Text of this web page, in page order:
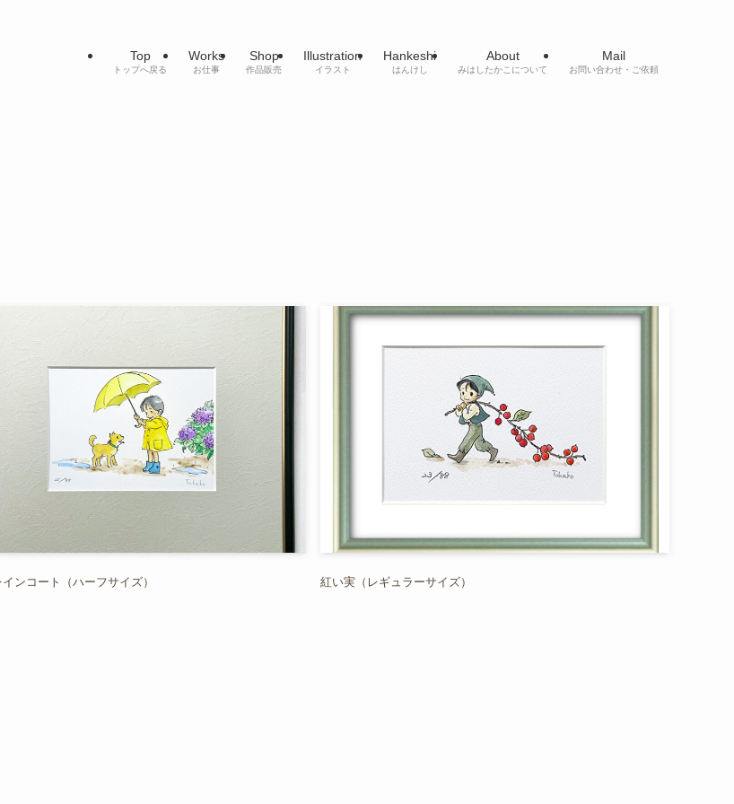
Top
トップへ戻る
Works
お仕事
Shop
作品販売
Illustration
イラスト
Hankeshi
はんけし
About
みはしたかこについて
Mail
お問い合わせ・ご依頼
ンコート（ハーフサイズ） 紅い実（レギュラーサイズ）